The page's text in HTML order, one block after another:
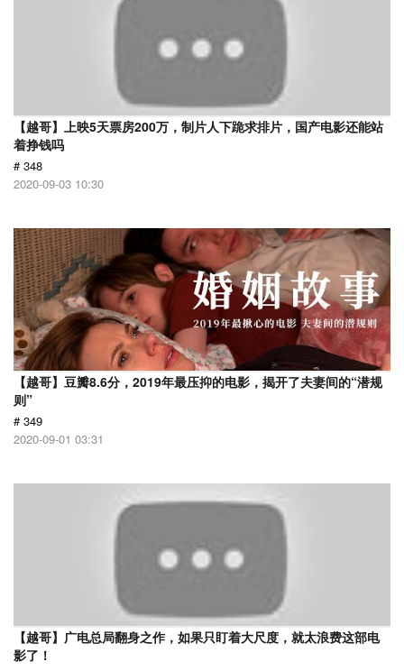
【越哥】上映5天票房200万，制片人下跪求排片，国产电影还能站
着挣钱吗
# 348
2020-09-03 10:30
【越哥】豆瓣8.6分，2019年最压抑的电影，揭开了夫妻间的“潜规
则”
# 349
2020-09-01 03:31
【越哥】广电总局翻身之作，如果只盯着大尺度，就太浪费这部电
影了！